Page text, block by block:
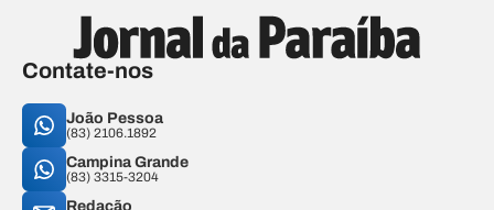
Contate-nos
João Pessoa
(83) 2106.1892
Campina Grande
(83) 3315-3204
Redação